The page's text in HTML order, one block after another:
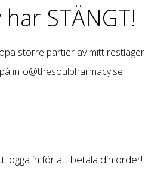
STÄNGT!
större partier av mitt restlager
info@thesoulpharmacy.se.
logga in för att betala din order!